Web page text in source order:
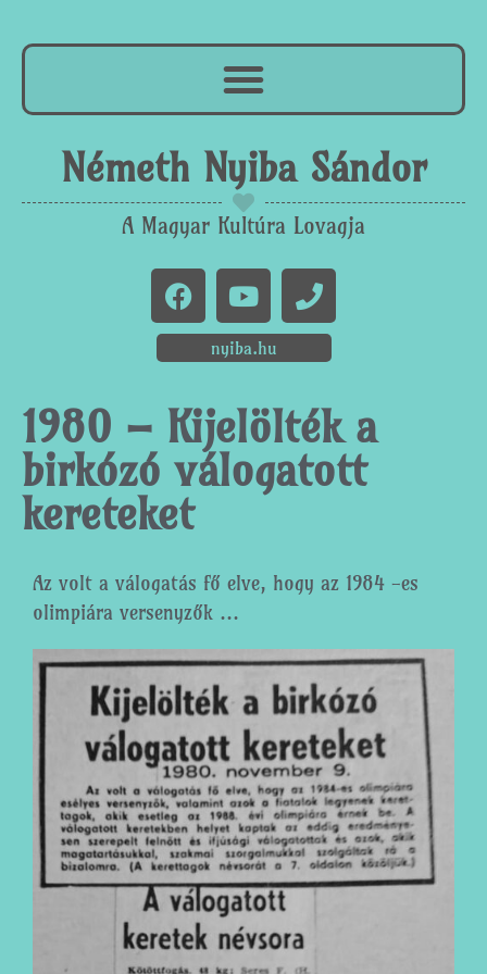
Németh Nyiba Sándor
A Magyar Kultúra Lovagja
nyiba.hu
1980 – Kijelölték a
birkózó válogatott
kereteket
Az volt a válogatás fő elve, hogy az 1984 -es
olimpiára versenyzők ...